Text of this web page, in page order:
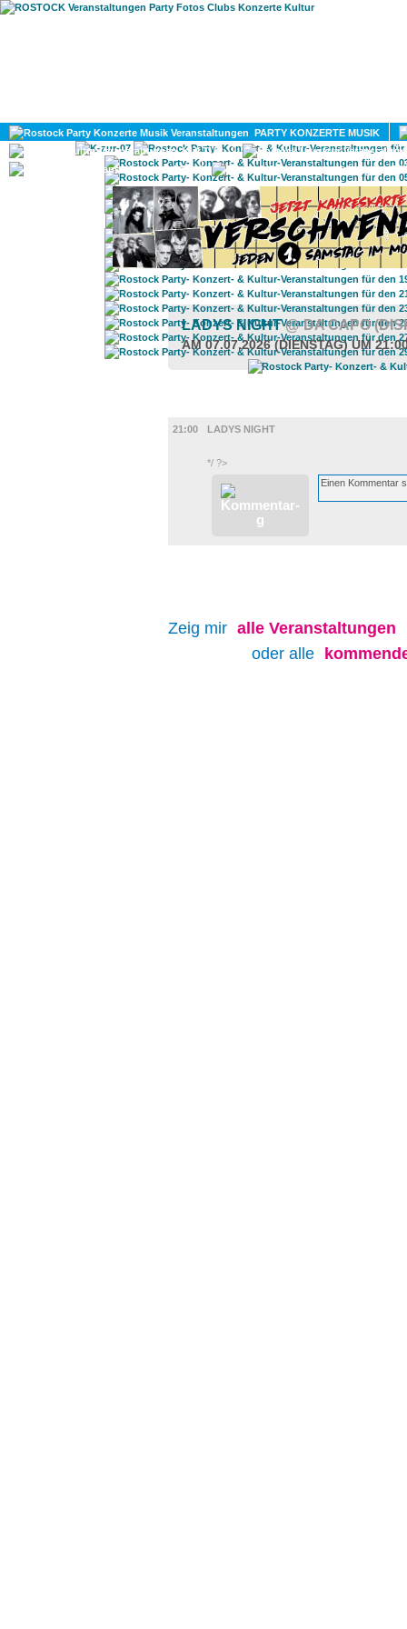
PARTY KONZERTE MUSIK
KULTUR
GAY
LADYS NIGHT@ DA CAPO
AM 07.07.2026 (DIENSTAG) UM
21:00
LADYS NIGHT
*/ ?>
Zeig mir alle Veranstaltungen
oder alle